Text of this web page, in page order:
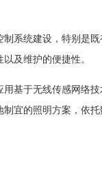
系统建设，特别是
及维护的便捷性。
基于无线传感网络
宜的照明方案，依